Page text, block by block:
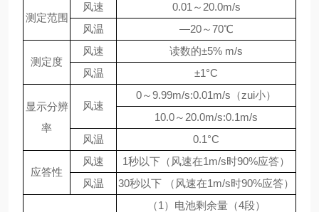
测定范围
风速 0.01 ～20.0m/s
风温
—20～70℃
测定度
风速 读数的±5% m/s
风温
±1°C
显示分辨
率
风速
0～9.99m/s:0.01m/s（zui小）
10.0～20.0m/s:0.1m/s
风温
0.1°C
应答性
风速 1秒以下（风速在1m/s时90%应答）
风温
30秒以下 （风速在1m/s时90%应答）
（1）电池剩余量（4段）